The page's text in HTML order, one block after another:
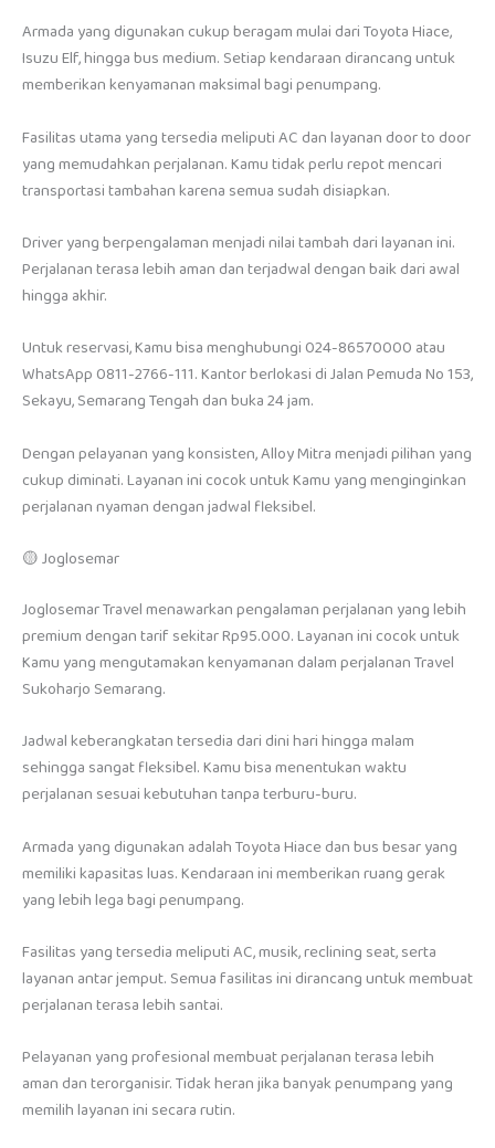
Armada yang digunakan cukup beragam mulai dari Toyota Hiace,
Isuzu Elf, hingga bus medium. Setiap kendaraan dirancang untuk
memberikan kenyamanan maksimal bagi penumpang.
Fasilitas utama yang tersedia meliputi AC dan layanan door to door
yang memudahkan perjalanan. Kamu tidak perlu repot mencari
transportasi tambahan karena semua sudah disiapkan.
Driver yang berpengalaman menjadi nilai tambah dari layanan ini.
Perjalanan terasa lebih aman dan terjadwal dengan baik dari awal
hingga akhir.
Untuk reservasi, Kamu bisa menghubungi 024-86570000 atau
WhatsApp 0811-2766-111. Kantor berlokasi di Jalan Pemuda No 153,
Sekayu, Semarang Tengah dan buka 24 jam.
Dengan pelayanan yang konsisten, Alloy Mitra menjadi pilihan yang
cukup diminati. Layanan ini cocok untuk Kamu yang menginginkan
perjalanan nyaman dengan jadwal fleksibel.
🟡 Joglosemar
Joglosemar Travel menawarkan pengalaman perjalanan yang lebih
premium dengan tarif sekitar Rp95.000. Layanan ini cocok untuk
Kamu yang mengutamakan kenyamanan dalam perjalanan Travel
Sukoharjo Semarang.
Jadwal keberangkatan tersedia dari dini hari hingga malam
sehingga sangat fleksibel. Kamu bisa menentukan waktu
perjalanan sesuai kebutuhan tanpa terburu-buru.
Armada yang digunakan adalah Toyota Hiace dan bus besar yang
memiliki kapasitas luas. Kendaraan ini memberikan ruang gerak
yang lebih lega bagi penumpang.
Fasilitas yang tersedia meliputi AC, musik, reclining seat, serta
layanan antar jemput. Semua fasilitas ini dirancang untuk membuat
perjalanan terasa lebih santai.
Pelayanan yang profesional membuat perjalanan terasa lebih
aman dan terorganisir. Tidak heran jika banyak penumpang yang
memilih layanan ini secara rutin.